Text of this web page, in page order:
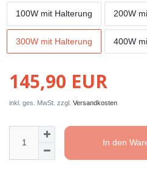
100W mit Halterung 200W
300W mit Halterung 400W
145,90 EUR
inkl. ges. MwSt. zzgl. Versandkosten
In den